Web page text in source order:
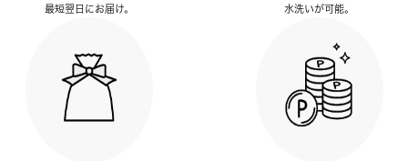
最短翌日にお届け。
水洗いが可能。